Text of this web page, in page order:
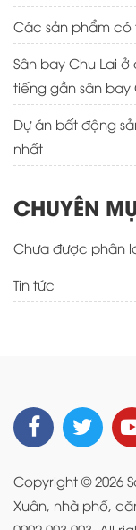
Các sản phẩm có
Sân bay Chu Lai
tiếng gần sân bay
Dự án bất động
nhất
CHUYÊN
Chưa được phân
Tin tức
Copyright © 2026
Xuân, nhà phố,